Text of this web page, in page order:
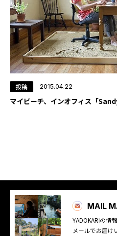
PRODUCTS
MAGAZINE
投稿 2015.04.22
マイビーチ、インオフィス「
MAIL
YADOKARIの情
メールでお届け